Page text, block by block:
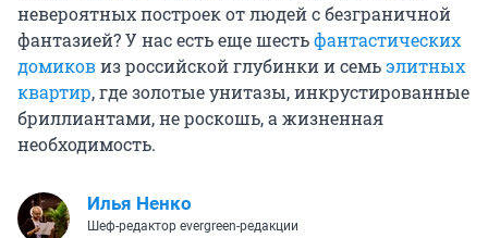
невероятных построек от людей с безграничной
фантазией? У нас есть еще шестьфантастических
домиковиз российской глубинки и семьэлитных
квартир, где золотые унитазы, инкрустированные
бриллиантами, не роскошь, а жизненная
необходимость.
Илья Ненко
Шеф-редактор evergreen-редакции